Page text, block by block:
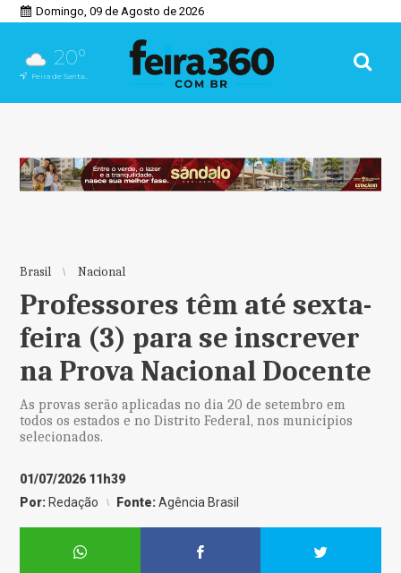
Domingo, 09 de Agosto de 2026
20°
Feira de Santana, BA
Brasil Nacional
Professores têm até sexta-
feira (3) para se inscrever
na Prova Nacional Docente
As provas serão aplicadas no dia 20 de setembro em
todos os estados e no Distrito Federal, nos municípios
selecionados.
01/07/2026 11h39
Por: Redação Fonte:Agência Brasil